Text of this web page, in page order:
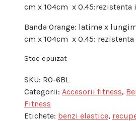
cm x 104cm x 0.45:rezistenta
Banda Orange: latime x
cm x 104cm x 0.45: rezistenta
Stoc epuizat
SKU: RO-6BL
Categorii: Accesorii fitness,
Fitness
Etichete: benzi elastice,